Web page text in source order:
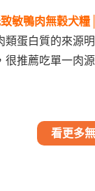
致敏鴨肉無穀犬
類蛋白質的來源
很推薦吃單一肉
看更多